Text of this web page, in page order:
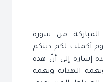
من سورة
أكملت لكم دينكم
إشارة إلى أنّ هذه
الهداية ونعمة